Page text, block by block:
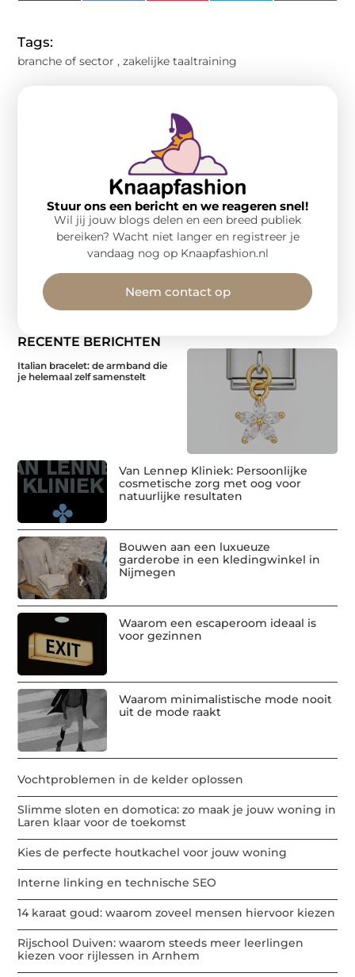
(Twitter)
Tags:
branche of sector ,zakelijke taaltraining
RECENTE BERICHTEN
Italian bracelet: de armband die
je helemaal zelf samenstelt
Van Lennep Kliniek: Persoonlijke
cosmetische zorg met oog voor
natuurlijke resultaten
Bouwen aan een luxueuze
garderobe in een kledingwinkel in
Nijmegen
Waarom een escaperoom ideaal is
voor gezinnen
Waarom minimalistische mode nooit
uit de mode raakt
Vochtproblemen in de kelder oplossen
Slimme sloten en domotica: zo maak je jouw woning in
Laren klaar voor de toekomst
Kies de perfecte houtkachel voor jouw woning
Interne linking en technische SEO
14 karaat goud: waarom zoveel mensen hiervoor kiezen
Rijschool Duiven: waarom steeds meer leerlingen
kiezen voor rijlessen in Arnhem
Stuur ons een bericht en we reageren snel!
Wil jij jouw blogs delen en een breed publiek
bereiken? Wacht niet langer en registreer je
vandaag nog op Knaapfashion.nl
Neem contact op